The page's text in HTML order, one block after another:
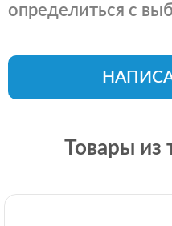
определиться с
Товары из